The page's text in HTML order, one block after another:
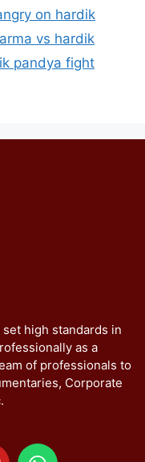
on hardik
vs hardik
pandya fight
high standards in
as a
of professionals to
Corporate